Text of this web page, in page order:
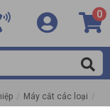
0
/ Máy cắt các loại /